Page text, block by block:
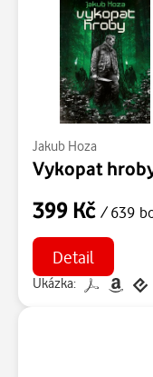
Jakub Hoza
Vykopat
399 Kč / 639
Detail
Ukázka: